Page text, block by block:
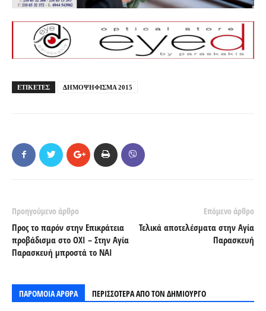
ΕΤΙΚΕΤΕΣ ΔΗΜΟΨΗΦΙΣΜΑ 2015
Προηγούμενο άρθρο
Προς το παρόν στην Επικράτεια
προβάδισμα στο ΟΧΙ – Στην Αγία
Παρασκευή μπροστά το ΝΑΙ
Επόμενο άρθρο
Τελικά αποτελέσματα στην Αγία
Παρασκευή
ΠΑΡΟΜΟΙΑ ΑΡΘΡΑ ΠΕΡΙΣΣΟΤΕΡΑ ΑΠΟ ΤΟΝ ΔΗΜΙΟΥΡΓΟ